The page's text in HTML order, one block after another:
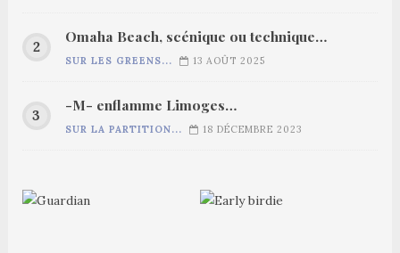
Omaha Beach, scénique ou technique…
SUR LES GREENS... 13 AOÛT 2025
-M- enflamme Limoges…
SUR LA PARTITION... 18 DÉCEMBRE 2023